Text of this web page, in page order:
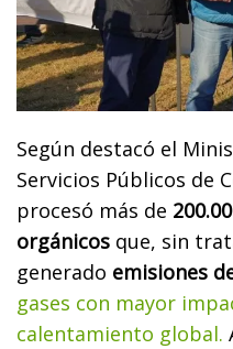
Según destacó el
Servicios Públicos de
procesó más de
orgánicos que, sin
generado emisiones
gases con mayor
calentamiento global.